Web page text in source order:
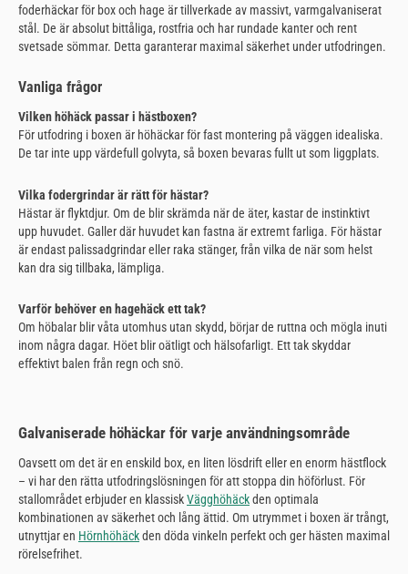
foderhäckar för box och hage är tillverkade av massivt, varmgalvaniserat
stål. De är absolut bittåliga, rostfria och har rundade kanter och rent
svetsade sömmar. Detta garanterar maximal säkerhet under utfodringen.
Vanliga frågor
Vilken höhäck passar i hästboxen?
För utfodring i boxen är höhäckar för fast montering på väggen idealiska.
De tar inte upp värdefull golvyta, så boxen bevaras fullt ut som liggplats.
Vilka fodergrindar är rätt för hästar?
Hästar är flyktdjur. Om de blir skrämda när de äter, kastar de instinktivt
upp huvudet. Galler där huvudet kan fastna är extremt farliga. För hästar
är endast palissadgrindar eller raka stänger, från vilka de när som helst
kan dra sig tillbaka, lämpliga.
Varför behöver en hagehäck ett tak?
Om höbalar blir våta utomhus utan skydd, börjar de ruttna och mögla inuti
inom några dagar. Höet blir oätligt och hälsofarligt. Ett tak skyddar
effektivt balen från regn och snö.
Galvaniserade höhäckar för varje användningsområde
Oavsett om det är en enskild box, en liten lösdrift eller en enorm hästflock
– vi har den rätta utfodringslösningen för att stoppa din höförlust. För
stallområdet erbjuder en klassiskVägghöhäckden optimala
kombinationen av säkerhet och lång ättid. Om utrymmet i boxen är trångt,
utnyttjar en Hörnhöhäckden döda vinkeln perfekt och ger hästen maximal
rörelsefrihet.